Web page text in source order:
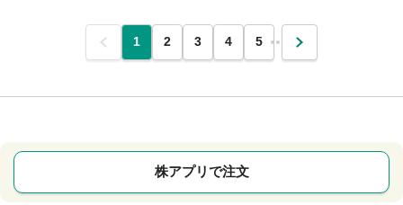
前 1 2 3 4 5 … 次
株アプリで注文